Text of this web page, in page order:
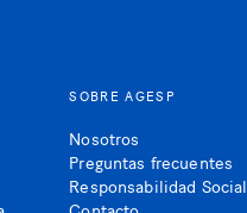
SOBRE AGESP
Nosotros
Preguntas frecuentes
Responsabilidad Social